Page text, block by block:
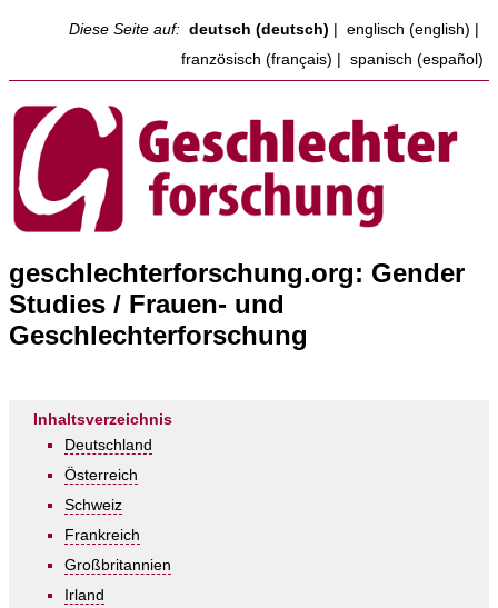
Diese Seite auf: deutsch (deutsch) englisch (english)
französisch (français)
spanisch (español)
geschlechterforschung.org: Gender
Studies / Frauen- und
Geschlechterforschung
Inhaltsverzeichnis
Deutschland
Österreich
Schweiz
Frankreich
Großbritannien
Irland